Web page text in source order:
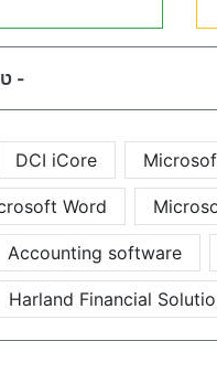
-
DCI iCore
Word
Accounting software
Harland Financial